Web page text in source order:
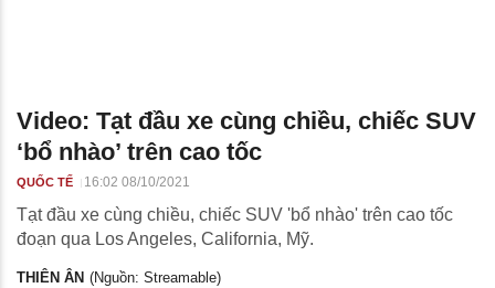
Video: Tạt đầu xe cùng chiều, chiếc SUV
‘bổ nhào’ trên cao tốc
QUỐC TẾ 16:02 08/10/2021
Tạt đầu xe cùng chiều, chiếc SUV 'bổ nhào' trên cao tốc
đoạn qua Los Angeles, California, Mỹ.
THIÊN ÂN (Nguồn: Streamable)